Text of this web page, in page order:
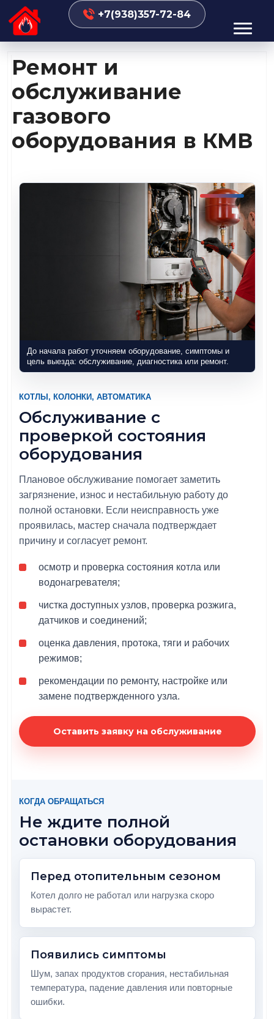
+7(938)357-72-84
Ремонт и
обслуживание
газового
оборудования в КМВ
До начала работ уточняем оборудование, симптомы и
цель выезда: обслуживание, диагностика или ремонт.
КОТЛЫ, КОЛОНКИ, АВТОМАТИКА
Обслуживание с
проверкой состояния
оборудования
Плановое обслуживание помогает заметить
загрязнение, износ и нестабильную работу до
полной остановки. Если неисправность уже
проявилась, мастер сначала подтверждает
причину и согласует ремонт.
осмотр и проверка состояния котла или
водонагревателя;
чистка доступных узлов, проверка розжига,
датчиков и соединений;
оценка давления, протока, тяги и рабочих
режимов;
рекомендации по ремонту, настройке или
замене подтвержденного узла.
Оставить заявку на обслуживание
КОГДА ОБРАЩАТЬСЯ
Не ждите полной
остановки оборудования
Перед отопительным сезоном
Котел долго не работал или нагрузка скоро
вырастет.
Появились симптомы
Шум, запах продуктов сгорания, нестабильная
температура, падение давления или повторные
ошибки.